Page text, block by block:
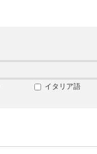
イタリア語